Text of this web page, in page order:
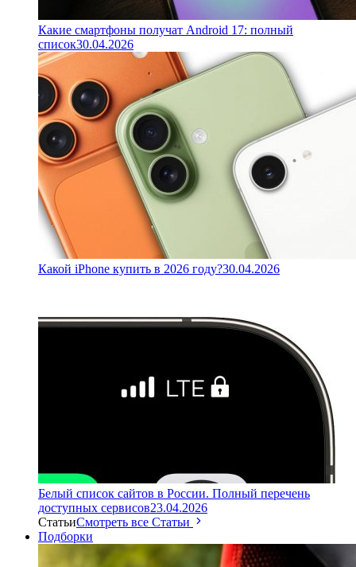
Какие смартфоны получат Android 17: полный
список30.04.2026
Какой iPhone купить в 2026 году?30.04.2026
Белый список сайтов в России. Полный перечень
доступных сервисов23.04.2026
СтатьиСмотреть все Статьи
Подборки